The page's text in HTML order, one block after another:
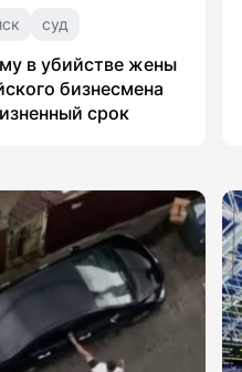
суд
в убийстве жены
бизнесмена
срок